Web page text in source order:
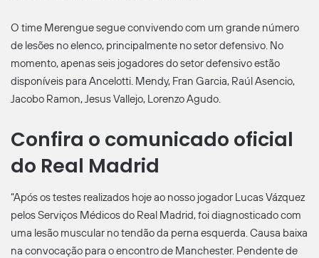
O time Merengue segue convivendo com um grande número
de lesões no elenco, principalmente no setor defensivo. No
momento, apenas seis jogadores do setor defensivo estão
disponíveis para Ancelotti. Mendy, Fran Garcia, Raúl Asencio,
Jacobo Ramon, Jesus Vallejo, Lorenzo Agudo.
Confira o comunicado oficial
do Real Madrid
“Após os testes realizados hoje ao nosso jogador Lucas Vázquez
pelos Serviços Médicos do Real Madrid, foi diagnosticado com
uma lesão muscular no tendão da perna esquerda. Causa baixa
na convocação para o encontro de Manchester. Pendente de